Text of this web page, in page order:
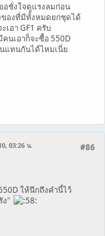
อชั่งใจดูแรงลมก่อน
ของที่มีทั้งหมดยกชุดได้
เอา GF1 ครับ
นเอาก็จะซื้อ 550D
แทนกันได้ไหมเนี่ย
#86
03:26 น.
ให้นึกถึงคำนี้ไว้
ง"